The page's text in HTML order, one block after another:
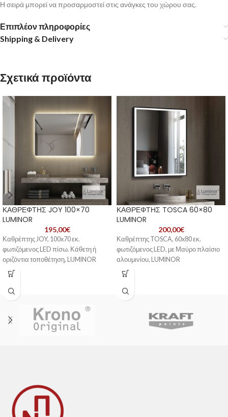
Η σειρά μπορεί να προσαρμοστεί στις ανάγκες του χώρου σας.
Επιπλέον πληροφορίες
Shipping & Delivery
Σχετικά προϊόντα
ΚΑΘΡΕΦΤΗΣ JOY 100×70
LUMINOR
195,00€
Καθρέπτης JOY, 100x70 εκ.
φωτιζόμενος LED πίσω. Κάθετη ή
οριζόντια τοποθέτηση, LUMINOR
ΚΑΘΡΕΦΤΗΣ TOSCA 60×80
LUMINOR
200,00€
Καθρέπτης TOSCA, 60x80 εκ.
φωτιζόμενος LED, με Μαύρο πλαίσιο
αλουμινίου, LUMINOR